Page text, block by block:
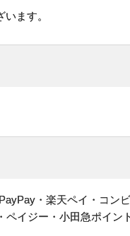
ます。
・楽天ペイ・コン
イジー・小田急ポイン